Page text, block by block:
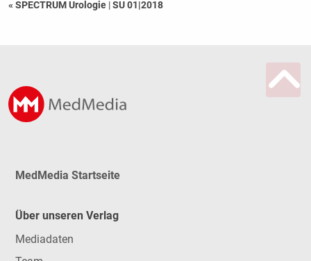
« SPECTRUM Urologie |SU 01|2018
MedMedia Startseite
Über unseren Verlag
Mediadaten